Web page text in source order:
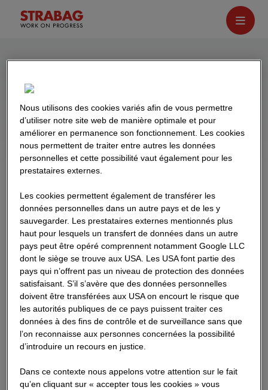
Notre groupe vous offre un large éventail
d'incitations et d'opportunités, qu'il s'agisse de
projets passionnants ou de votre développement
personnel.
Kategorie
auswählen
21.05.2026
Nous utilisons des cookies variés afin de vous permettre
d’utiliser notre site web de manière optimale et pour
améliorer en permanence son fonctionnement. Les cookies
nous permettent de traiter entre autres les données
personnelles et cette possibilité vaut également pour les
prestataires externes.
Les cookies permettent également de transférer les
données personnelles dans un autre pays et de les y
sauvegarder. Les prestataires externes mentionnés plus
haut pour lesquels un transfert de données dans un autre
pays peut être opéré comprennent notamment Google LLC
dont le siège se trouve aux USA. Les USA font partie des
pays qui n’offrent pas un niveau de protection des données
satisfaisant. S’il s’avère que des données personnelles
doivent être transférées aux USA on encourt le risque que
les autorités publiques de ce pays puissent traiter ces
données à des fins de contrôle et de surveillance sans que
l’on reconnaisse aux personnes concernées la possibilité
d’introduire un recours en justice.
Dans ce contexte nous appelons votre attention sur le fait
qu’en cliquant sur « accepter tous les cookies » vous